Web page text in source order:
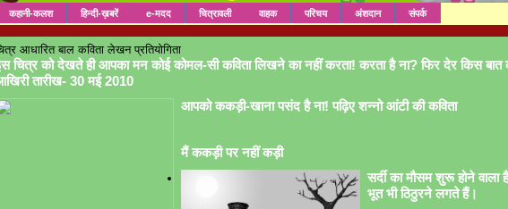
कहानी-कलश हिन्दी-ख़बरें e-मदद चित्रावली वाहक परिचय अंशदान संपर्क
आधारित बाल कविता लेखन प्रतियोगिता
चित्र को देखते ही आपका मन कोई कोमल-सी कविता लिखने का नहीं करता! करता है ना? फिर देर किस बात
तारीख- 30 मई 2010
आपको ककड़ी-खाना पसंद है ना! पढ़िए शन्नो आंटी की कविता
मैं ककड़ी पर नहीं कड़ी
सर्दी का मौसम शुरू होने
भूत भी ठिठुरने लगते हैं।